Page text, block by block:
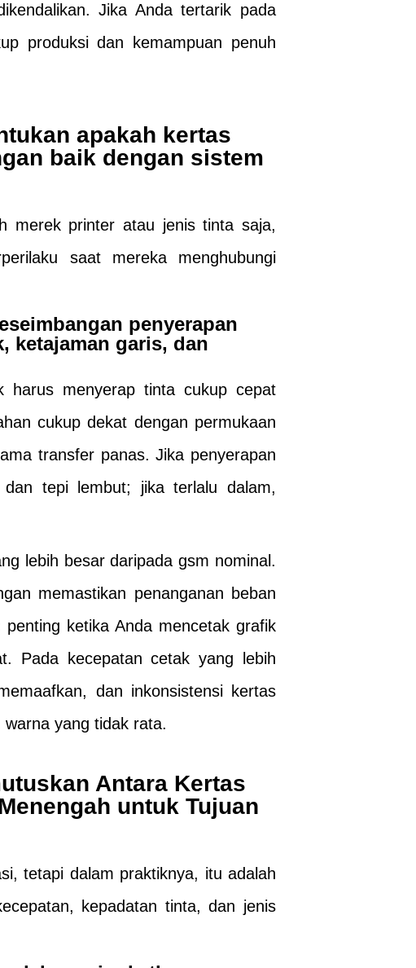
Jika Anda tertarik pada
produksi dan kemampuan penuh
apakah kertas
baik dengan sistem
merek printer atau jenis tinta saja,
saat mereka menghubungi
penyerapan
ketajaman garis, dan
harus menyerap tinta cukup cepat
cukup dekat dengan permukaan
transfer panas. Jika penyerapan
tepi lembut; jika terlalu dalam,
lebih besar daripada gsm nominal.
memastikan penanganan beban
ketika Anda mencetak grafik
Pada kecepatan cetak yang lebih
dan inkonsistensi kertas
yang tidak rata.
Antara Kertas
untuk Tujuan
tetapi dalam praktiknya, itu adalah
kepadatan tinta, dan jenis